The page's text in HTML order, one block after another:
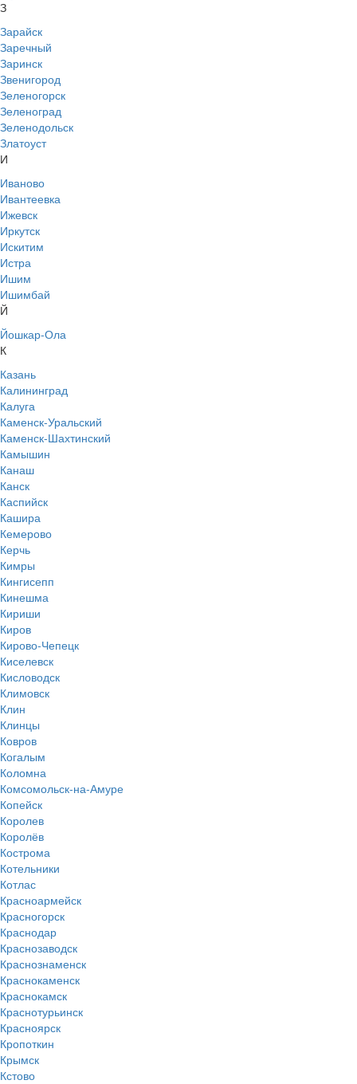
З
Зарайск
Заречный
Заринск
Звенигород
Зеленогорск
Зеленоград
Зеленодольск
Златоуст
И
Иваново
Ивантеевка
Ижевск
Иркутск
Искитим
Истра
Ишим
Ишимбай
Й
Йошкар-Ола
К
Казань
Калининград
Калуга
Каменск-Уральский
Каменск-Шахтинский
Камышин
Канаш
Канск
Каспийск
Кашира
Кемерово
Керчь
Кимры
Кингисепп
Кинешма
Кириши
Киров
Кирово-Чепецк
Киселевск
Кисловодск
Климовск
Клин
Клинцы
Ковров
Когалым
Коломна
Комсомольск-на-Амуре
Копейск
Королев
Королёв
Кострома
Котельники
Котлас
Красноармейск
Красногорск
Краснодар
Краснозаводск
Краснознаменск
Краснокаменск
Краснокамск
Краснотурьинск
Красноярск
Кропоткин
Крымск
Кстово